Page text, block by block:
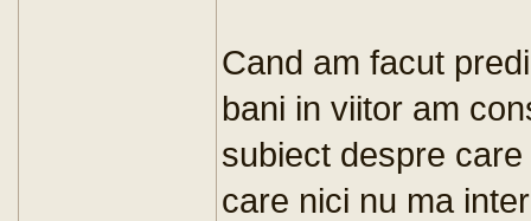
Cand am facut
bani in viitor am
subiect despre
care nici nu ma